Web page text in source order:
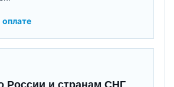
России и странам СНГ